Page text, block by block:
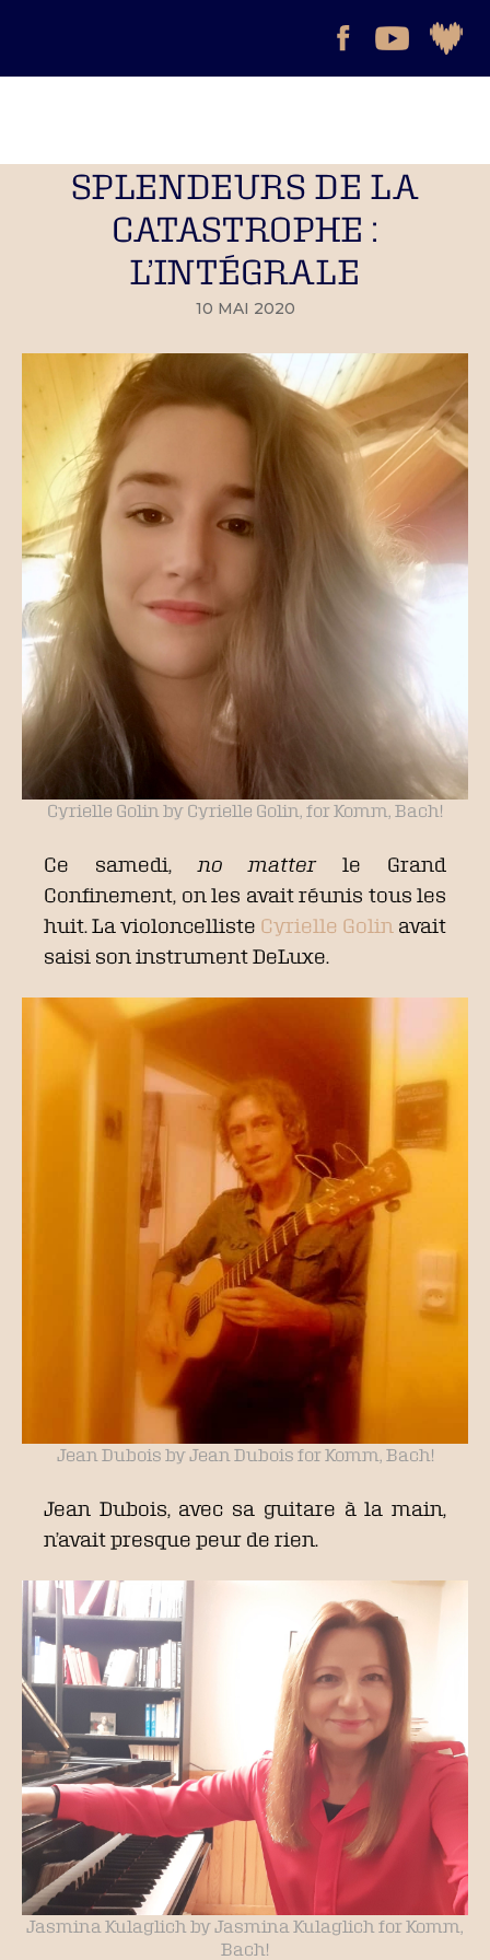
SPLENDEURS DE LA
CATASTROPHE :
L’INTÉGRALE
10 MAI 2020
Cyrielle Golin by Cyrielle Golin, for Komm, Bach!
Ce samedi, no matterle Grand
Confinement, on les avait réunis tous les
huit. La violoncelliste Cyrielle Golin avait
saisi son instrument DeLuxe.
Jean Dubois by Jean Dubois for Komm, Bach!
Jean Dubois, avec sa guitare à la main,
n’avait presque peur de rien.
Jasmina Kulaglich by Jasmina Kulaglich for Komm,
Bach!